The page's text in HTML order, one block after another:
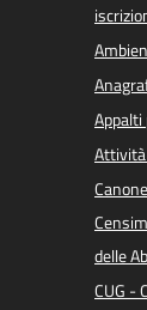
Appalti
delle
CUG -